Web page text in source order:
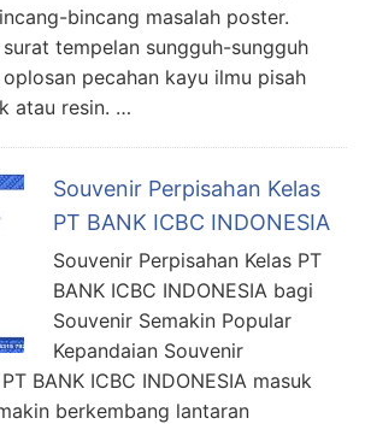
bincang masalah poster.
tempelan sungguh-sungguh
pecahan kayu ilmu pisah
atau resin. …
Souvenir Perpisahan Kelas
PT BANK ICBC INDONESIA
Souvenir Perpisahan Kelas PT
BANK ICBC INDONESIA bagi
Souvenir Semakin Popular
Kepandaian Souvenir
BANK ICBC INDONESIA masuk
berkembang lantaran